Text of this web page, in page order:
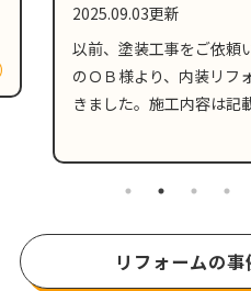
2025.08.23更新
長野市安茂里小市のお客
お問い合わせをいただき
宅のダイニングキッチン
のご依頼をいただきま
る、人的要因と外的要因
壁紙も、人的要因…
リフォームの